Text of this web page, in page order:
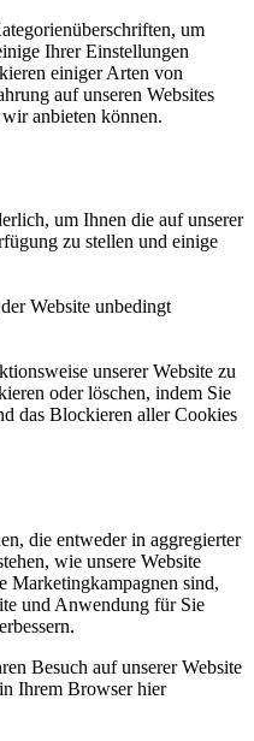
um
Ihrer Einstellungen
einiger Arten von
auf unseren Websites
anbieten können.
um Ihnen die auf unserer
zu stellen und einige
Website unbedingt
unserer Website zu
oder löschen, indem Sie
das Blockieren aller Cookies
die entweder in aggregierter
wie unsere Website
Marketingkampagnen sind,
und Anwendung für Sie
Besuch auf unserer Website
Ihrem Browser hier